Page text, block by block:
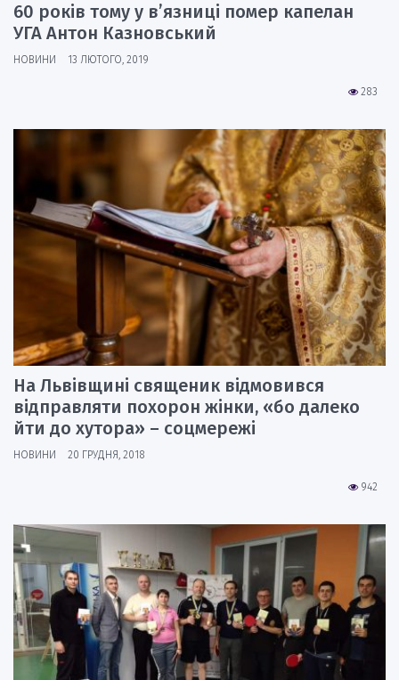
60 років тому у в’язниці помер капелан
УГА Антон Казновський
НОВИНИ 13 ЛЮТОГО, 2019
283
На Львівщині священик відмовився
відправляти похорон жінки, «бо далеко
йти до хутора» – соцмережі
НОВИНИ 20 ГРУДНЯ, 2018
942